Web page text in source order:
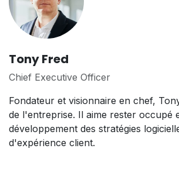
Tony Fred
Chief Executive Officer
Fondateur et visionnaire en chef,
de l'entreprise. Il aime rester occupé
développement des stratégies
d'expérience client.